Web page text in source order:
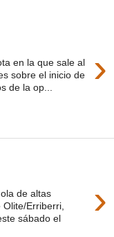
›
en la que sale al
sobre el inicio de
de la op...
›
de altas
Erriberri,
sábado el